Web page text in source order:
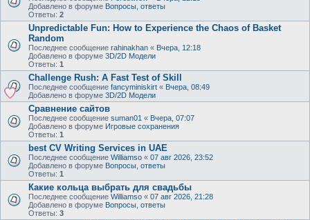
Добавлено в форуме Вопросы, ответы
Ответы: 2
Unpredictable Fun: How to Experience the Chaos of Basket
Random
Последнее сообщение rahinakhan « Вчера, 12:18
Добавлено в форуме 3D/2D Модели
Ответы: 1
Challenge Rush: A Fast Test of Skill
Последнее сообщение fancyminiskirt « Вчера, 08:49
Добавлено в форуме 3D/2D Модели
Сравнение сайтов
Последнее сообщение suman01 « Вчера, 07:07
Добавлено в форуме Игровые сохранения
Ответы: 1
best CV Writing Services in UAE
Последнее сообщение Williamso « 07 авг 2026, 23:52
Добавлено в форуме Вопросы, ответы
Ответы: 1
Какие кольца выбрать для свадьбы
Последнее сообщение Williamso « 07 авг 2026, 21:28
Добавлено в форуме Вопросы, ответы
Ответы: 3